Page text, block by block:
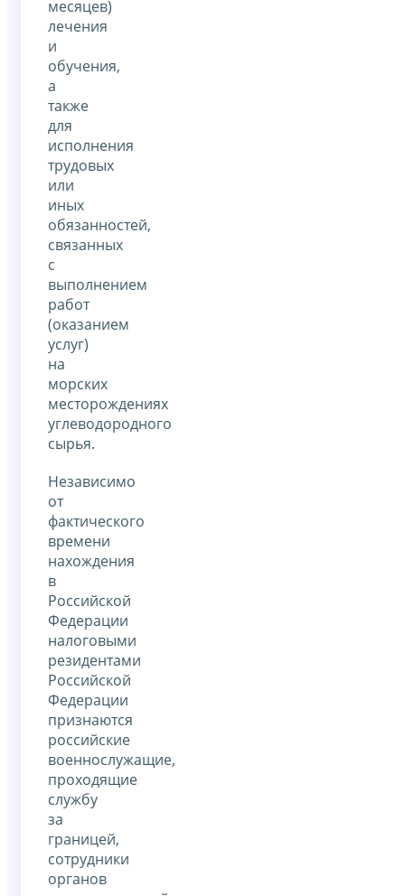
месяцев)
лечения
и
обучения,
а
также
для
исполнения
трудовых
или
иных
обязанностей,
связанных
с
выполнением
работ
(оказанием
услуг)
на
морских
месторождениях
углеводородного
сырья.
Независимо
от
фактического
времени
нахождения
в
Российской
Федерации
налоговыми
резидентами
Российской
Федерации
признаются
российские
военнослужащие,
проходящие
службу
за
границей,
сотрудники
органов